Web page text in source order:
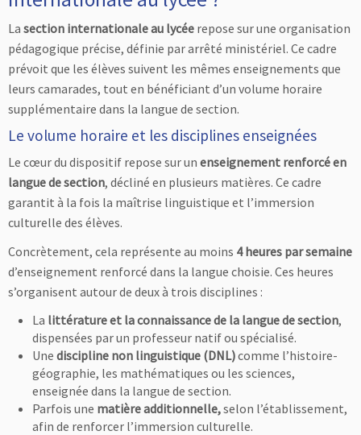
La section internationale au lycée repose sur une organisation
pédagogique précise, définie par arrêté ministériel. Ce cadre
prévoit que les élèves suivent les mêmes enseignements que
leurs camarades, tout en bénéficiant d’un volume horaire
supplémentaire dans la langue de section.
Le volume horaire et les disciplines enseignées
Le cœur du dispositif repose sur un enseignement renforcé en
langue de section, décliné en plusieurs matières. Ce cadre
garantit à la fois la maîtrise linguistique et l’immersion
culturelle des élèves.
Concrètement, cela représente au moins 4 heures par semaine
d’enseignement renforcé dans la langue choisie. Ces heures
s’organisent autour de deux à trois disciplines :
La littérature et la connaissance de la langue de section,
dispensées par un professeur natif ou spécialisé.
Une discipline non linguistique (DNL)comme l’histoire-
géographie, les mathématiques ou les sciences,
enseignée dans la langue de section.
Parfois une matière additionnelle,selon l’établissement,
afin de renforcer l’immersion culturelle.